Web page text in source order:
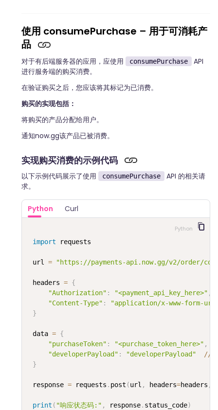
使用 consumePurchase – 用于可消耗产
品
对于有后端服务器的应用，应使用 consumePurchase
API
进行服务端的购买消费。
在验证购买之后，您应该将其标记为已消费。
购买的实现包括：
将购买的产品分配给用户。
通知now.gg该产品已被消费。
实现购买消费的示例代码
以下示例代码展示了使用 consumePurchase
API 的相关请
求。
Python Curl
import requests
url = "https://payments-api.now.gg/v2/order/
headers = {
"Authorization" : "<payment_api_key_here>" ,
"Content-Type" :
"application/x-www-form-
}
data = {
"purchaseToken" : "<purchase_token_here>" ,
"developerPayload" : "developerPayload" //
}
response = requests . post (url , headers=headers ,
print ( "响应状态码:" , response. status_code)
Python